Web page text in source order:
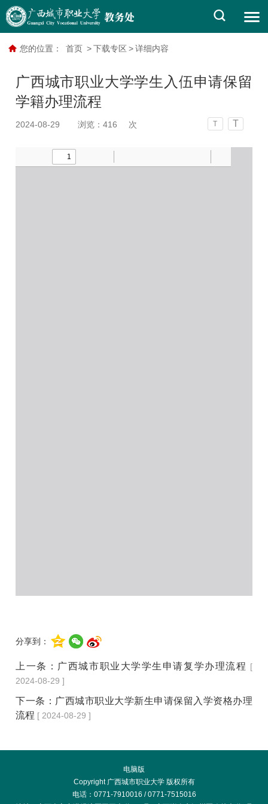
您的位置： 首页 > 下载专区 > 详细内容
广西城市职业大学学生入伍申请保留
学籍办理流程
2024-08-29 浏览：416 次 T T
分享到：
上一条： 广西城市职业大学学生申请复学办理流程 [
2024-08-29 ]
下一条： 广西城市职业大学新生申请保留入学资格办理
流程 [ 2024-08-29 ]
电脑版
Copyright 广西城市职业大学 版权所有
电话：0771-7910016 / 0771-7515016